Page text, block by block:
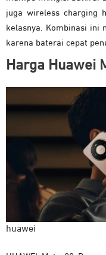
juga wireless charging
kelasnya. Kombinasi ini
karena baterai cepat
Harga Huawei
huawei